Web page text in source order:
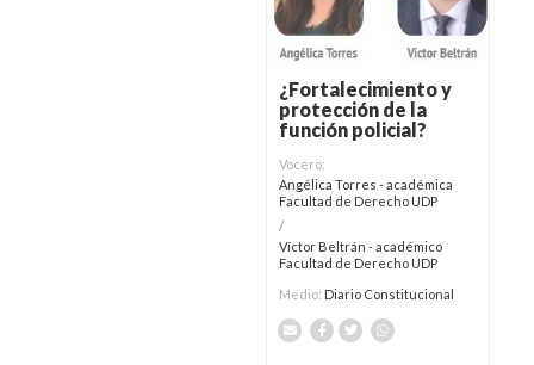
¿Fortalecimiento y
protección de la
función policial?
Vocero:
Angélica Torres - académica
Facultad de Derecho UDP
/
Víctor Beltrán - académico
Facultad de Derecho UDP
Medio: Diario Constitucional